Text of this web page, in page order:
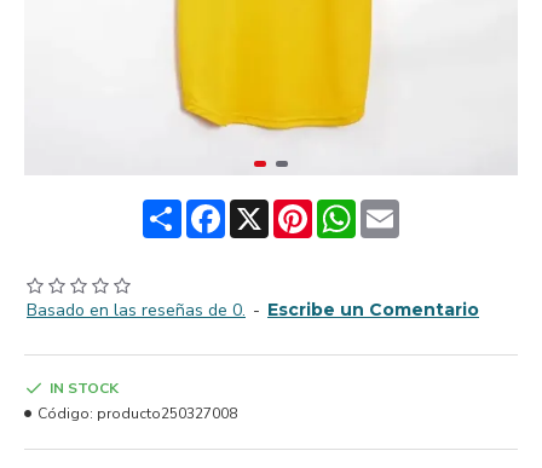
ShareFacebook
X PinterestWhatsApp
Email
Basado en las reseñas de 0. - Escribe un Comentario
IN STOCK
Código: producto250327008